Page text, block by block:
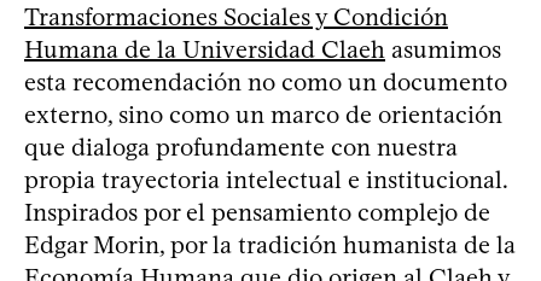
Transformaciones Sociales y Condición
Humana de la Universidad Claeh asumimos
esta recomendación no como un documento
externo, sino como un marco de orientación
que dialoga profundamente con nuestra
propia trayectoria intelectual e institucional.
Inspirados por el pensamiento complejo de
Edgar Morin, por la tradición humanista de la